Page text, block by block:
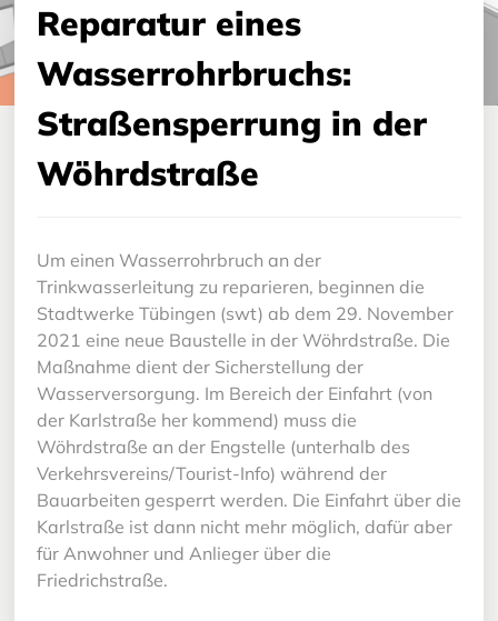
Reparatur eines
Wasserrohrbruchs:
Straßensperrung in der
Wöhrdstraße
Um einen Wasserrohrbruch an der
Trinkwasserleitung zu reparieren, beginnen die
Stadtwerke Tübingen (swt) ab dem 29. November
2021 eine neue Baustelle in der Wöhrdstraße. Die
Maßnahme dient der Sicherstellung der
Wasserversorgung. Im Bereich der Einfahrt (von
der Karlstraße her kommend) muss die
Wöhrdstraße an der Engstelle (unterhalb des
Verkehrsvereins/Tourist-Info) während der
Bauarbeiten gesperrt werden. Die Einfahrt über die
Karlstraße ist dann nicht mehr möglich, dafür aber
für Anwohner und Anlieger über die
Friedrichstraße.